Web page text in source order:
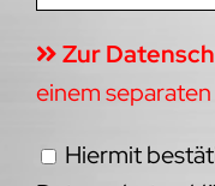
Zur
einem
Hiermit